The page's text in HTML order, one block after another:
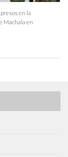
en la
Machala en